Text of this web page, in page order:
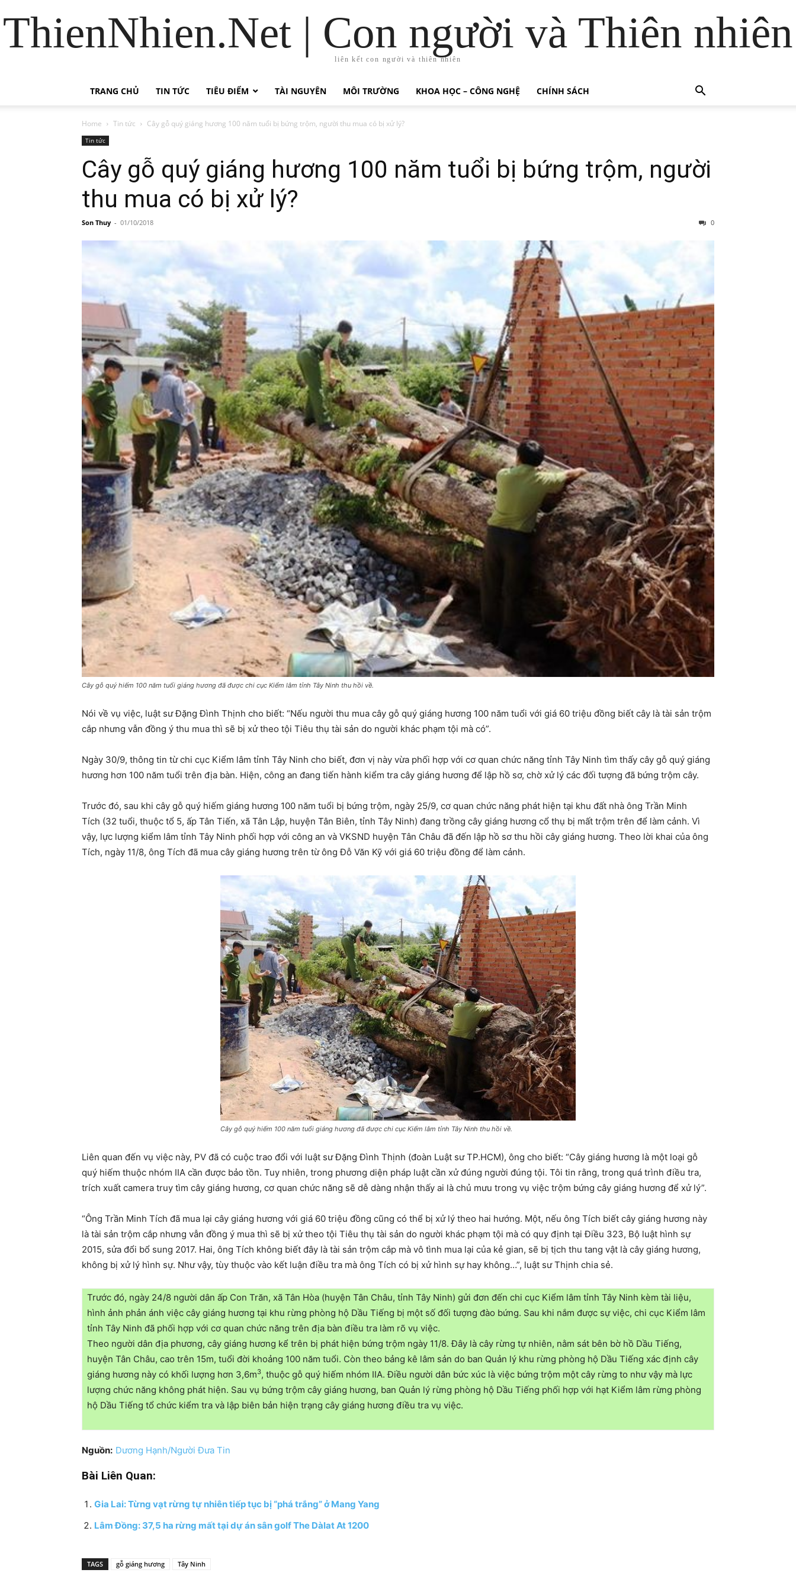
ThienNhien.Net | Con người và Thiên nhiên
liên kết con người và thiên nhiên
TRANG CHỦ TIN TỨC TIÊU ĐIỂM TÀI NGUYÊN MÔI TRƯỜNG KHOA HỌC – CÔNG NGHỆ CHÍNH SÁCH
Home Tin tức Cây gỗ quý giáng hương 100 năm tuổi bị bứng trộm, người thu mua có bị xử lý?
Tin tức
Cây gỗ quý giáng hương 100 năm tuổi bị bứng trộm, người
thu mua có bị xử lý?
Son Thuy - 01/10/2018 0
Cây gỗ quý hiếm 100 năm tuổi giáng hương đã được chi cục Kiểm lâm tỉnh Tây Ninh thu hồi về.
Nói về vụ việc, luật sư Đặng Đình Thịnh cho biết: “Nếu người thu mua cây gỗ quý giáng hương 100 năm tuổi với giá 60 triệu đồng biết cây là tài sản trộm
cắp nhưng vẫn đồng ý thu mua thì sẽ bị xử theo tội Tiêu thụ tài sản do người khác phạm tội mà có”.
Ngày 30/9, thông tin từ chi cục Kiểm lâm tỉnh Tây Ninh cho biết, đơn vị này vừa phối hợp với cơ quan chức năng tỉnh Tây Ninh tìm thấy cây gỗ quý giáng
hương hơn 100 năm tuổi trên địa bàn. Hiện, công an đang tiến hành kiểm tra cây giáng hương để lập hồ sơ, chờ xử lý các đối tượng đã bứng trộm cây.
Trước đó, sau khi cây gỗ quý hiếm giáng hương 100 năm tuổi bị bứng trộm, ngày 25/9, cơ quan chức năng phát hiện tại khu đất nhà ông Trần Minh
Tích (32 tuổi, thuộc tổ 5, ấp Tân Tiến, xã Tân Lập, huyện Tân Biên, tỉnh Tây Ninh) đang trồng cây giáng hương cổ thụ bị mất trộm trên để làm cảnh. Vì
vậy, lực lượng kiểm lâm tỉnh Tây Ninh phối hợp với công an và VKSND huyện Tân Châu đã đến lập hồ sơ thu hồi cây giáng hương. Theo lời khai của ông
Tích, ngày 11/8, ông Tích đã mua cây giáng hương trên từ ông Đỗ Văn Kỹ với giá 60 triệu đồng để làm cảnh.
Cây gỗ quý hiếm 100 năm tuổi giáng hương đã được chi cục Kiểm lâm tỉnh Tây Ninh thu hồi về.
Liên quan đến vụ việc này, PV đã có cuộc trao đổi với luật sư Đặng Đình Thịnh (đoàn Luật sư TP.HCM), ông cho biết: “Cây giáng hương là một loại gỗ
quý hiếm thuộc nhóm IIA cần được bảo tồn. Tuy nhiên, trong phương diện pháp luật cần xử đúng người đúng tội. Tôi tin rằng, trong quá trình điều tra,
trích xuất camera truy tìm cây giáng hương, cơ quan chức năng sẽ dễ dàng nhận thấy ai là chủ mưu trong vụ việc trộm bứng cây giáng hương để xử lý”.
“Ông Trần Minh Tích đã mua lại cây giáng hương với giá 60 triệu đồng cũng có thể bị xử lý theo hai hướng. Một, nếu ông Tích biết cây giáng hương này
là tài sản trộm cắp nhưng vẫn đồng ý mua thì sẽ bị xử theo tội Tiêu thụ tài sản do người khác phạm tội mà có quy định tại Điều 323, Bộ luật hình sự
2015, sửa đổi bổ sung 2017. Hai, ông Tích không biết đây là tài sản trộm cắp mà vô tình mua lại của kẻ gian, sẽ bị tịch thu tang vật là cây giáng hương,
không bị xử lý hình sự. Như vậy, tùy thuộc vào kết luận điều tra mà ông Tích có bị xử hình sự hay không…”, luật sư Thịnh chia sẻ.
Trước đó, ngày 24/8 người dân ấp Con Trăn, xã Tân Hòa (huyện Tân Châu, tỉnh Tây Ninh) gửi đơn đến chi cục Kiểm lâm tỉnh Tây Ninh kèm tài liệu,
hình ảnh phản ánh việc cây giáng hương tại khu rừng phòng hộ Dầu Tiếng bị một số đối tượng đào bứng. Sau khi nắm được sự việc, chi cục Kiểm lâm
tỉnh Tây Ninh đã phối hợp với cơ quan chức năng trên địa bàn điều tra làm rõ vụ việc.
Theo người dân địa phương, cây giáng hương kể trên bị phát hiện bứng trộm ngày 11/8. Đây là cây rừng tự nhiên, nằm sát bên bờ hồ Dầu Tiếng,
huyện Tân Châu, cao trên 15m, tuổi đời khoảng 100 năm tuổi. Còn theo bảng kê lâm sản do ban Quản lý khu rừng phòng hộ Dầu Tiếng xác định cây
giáng hương này có khối lượng hơn 3,6m3, thuộc gỗ quý hiếm nhóm IIA. Điều người dân bức xúc là việc bứng trộm một cây rừng to như vậy mà lực
lượng chức năng không phát hiện. Sau vụ bứng trộm cây giáng hương, ban Quản lý rừng phòng hộ Dầu Tiếng phối hợp với hạt Kiểm lâm rừng phòng
hộ Dầu Tiếng tổ chức kiểm tra và lập biên bản hiện trạng cây giáng hương điều tra vụ việc.
Nguồn: Dương Hạnh/Người Đưa Tin
Bài Liên Quan:
Gia Lai: Từng vạt rừng tự nhiên tiếp tục bị “phá trắng” ở Mang Yang
Lâm Đồng: 37,5 ha rừng mất tại dự án sân golf The Dàlat At 1200
TAGS gỗ giáng hương Tây Ninh